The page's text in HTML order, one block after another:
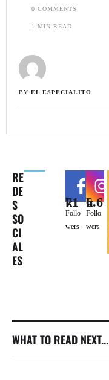
0 COMMENTS
1 MIN READ
BY EL ESPECIALITO
RE
DE
S
SO
CI
AL
ES
71k
Follo
wers
6.6k
Follo
wers
WHAT TO READ NEXT...